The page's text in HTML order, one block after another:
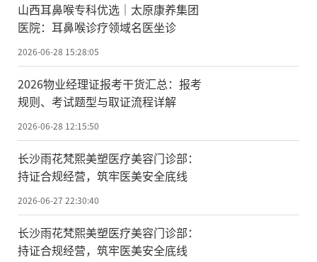
山西耳鼻喉专科优选｜太原康养集团
医院：耳鼻喉诊疗领域名医坐诊
2026-06-28 15:28:05
2026物业经理证报考干货汇总：报考
规则、考试题型与取证流程详解
2026-06-28 12:15:50
长沙雨花梵熙美塑医疗美容门诊部：
持证合规经营，筑牢医美安全底线
2026-06-27 22:30:40
长沙雨花梵熙美塑医疗美容门诊部：
持证合规经营，筑牢医美安全底线